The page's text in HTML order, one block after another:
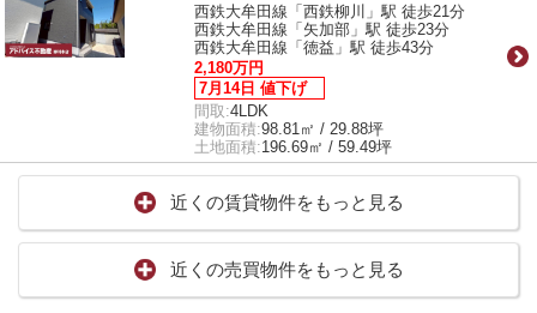
西鉄大牟田線「西鉄柳川」駅 徒歩21分
西鉄大牟田線「矢加部」駅 徒歩23分
西鉄大牟田線「徳益」駅 徒歩43分
2,180万円
7月14日 値下げ
間取:4LDK
建物面積:98.81㎡ / 29.88坪
土地面積:196.69㎡ / 59.49坪
近くの賃貸物件をもっと見る
近くの売買物件をもっと見る